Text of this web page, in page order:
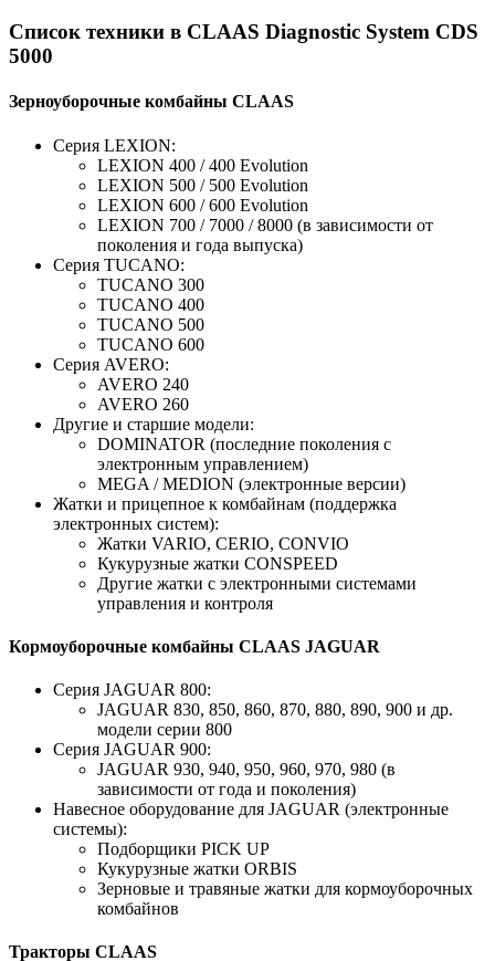
Список техники в CLAAS Diagnostic System CDS
5000
Зерноуборочные комбайны CLAAS
Серия LEXION:
LEXION 400 / 400 Evolution
LEXION 500 / 500 Evolution
LEXION 600 / 600 Evolution
LEXION 700 / 7000 / 8000 (в зависимости от
поколения и года выпуска)
Серия TUCANO:
TUCANO 300
TUCANO 400
TUCANO 500
TUCANO 600
Серия AVERO:
AVERO 240
AVERO 260
Другие и старшие модели:
DOMINATOR (последние поколения с
электронным управлением)
MEGA / MEDION (электронные версии)
Жатки и прицепное к комбайнам (поддержка
электронных систем):
Жатки VARIO, CERIO, CONVIO
Кукурузные жатки CONSPEED
Другие жатки с электронными системами
управления и контроля
Кормоуборочные комбайны CLAAS JAGUAR
Серия JAGUAR 800:
JAGUAR 830, 850, 860, 870, 880, 890, 900 и др.
модели серии 800
Серия JAGUAR 900:
JAGUAR 930, 940, 950, 960, 970, 980 (в
зависимости от года и поколения)
Навесное оборудование для JAGUAR (электронные
системы):
Подборщики PICK UP
Кукурузные жатки ORBIS
Зерновые и травяные жатки для кормоуборочных
комбайнов
Тракторы CLAAS